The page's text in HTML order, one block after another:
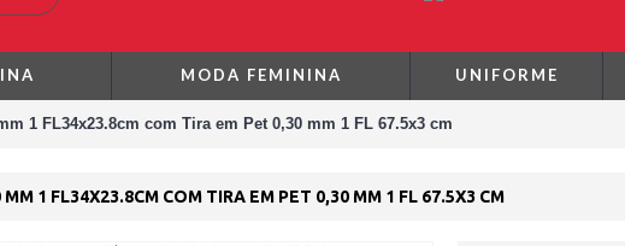
MODA FEMININA UNIFORME
1 FL34x23.8cm com Tira em Pet 0,30 mm 1 FL 67.5x3 cm
1 FL34X23.8CM COM TIRA EM PET 0,30 MM 1 FL 67.5X3 CM